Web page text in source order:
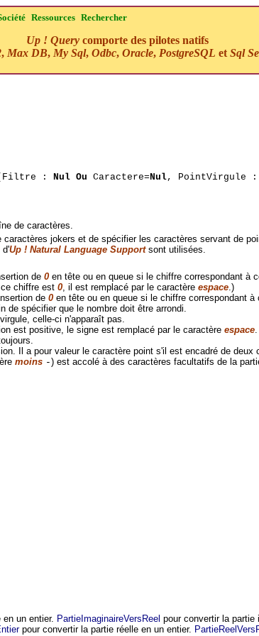
Ressources Rechercher
Up ! Query comporte des pilotes natifs
, Max DB, My Sql, Odbc, Oracle, PostgreSQL et Sql
: Nul Ou Caractere=Nul, PointVirgule :
de caractères.
jokers et de spécifier les caractères servant de
d'Up ! Natural Language Supportsont utilisées.
de 0en tête ou en queue si le chiffre correspondant à
chiffre est 0, il est remplacé par le caractère espace.)
de 0en tête ou en queue si le chiffre correspondant
de spécifier que le nombre doit être arrondi.
celle-ci n'apparaît pas.
est positive, le signe est remplacé par le caractère espace.
Il a pour valeur le caractère point s'il est encadré de
moins -) est accolé à des caractères facultatifs de la
un entier. PartieImaginaireVersReel pour convertir la partie
pour convertir la partie réelle en un entier.